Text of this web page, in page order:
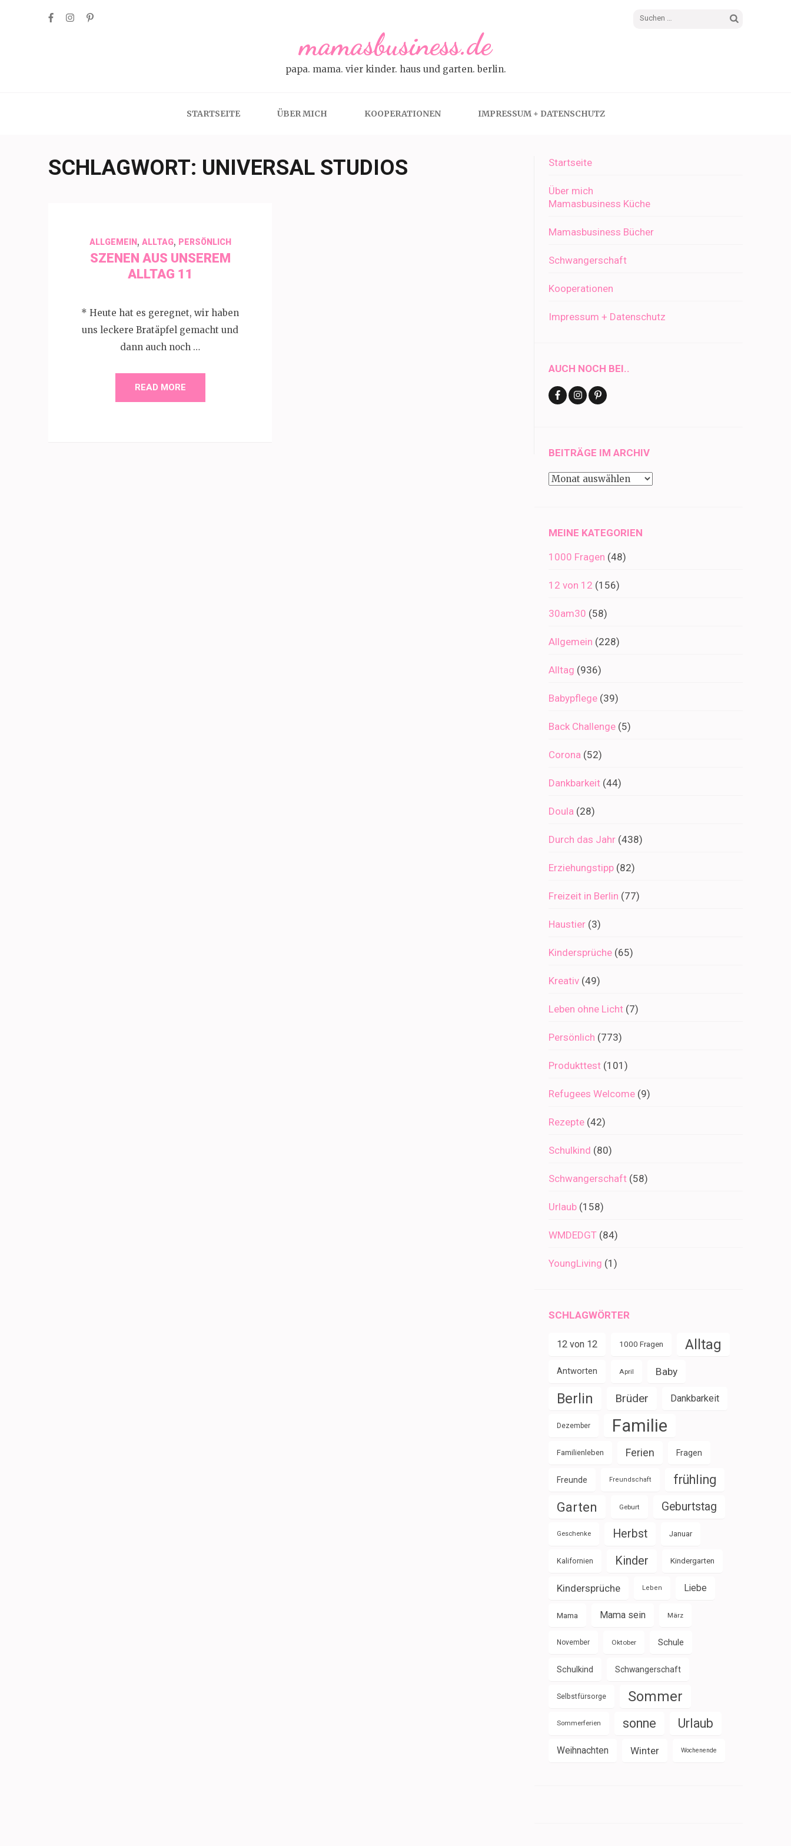
Suchen
mamasbusiness.de
papa. mama. vier kinder. haus und garten. berlin.
STARTSEITE ÜBER MICH KOOPERATIONEN IMPRESSUM + DATENSCHUTZ
SCHLAGWORT: UNIVERSAL STUDIOS
ALLGEMEIN, ALLTAG, PERSÖNLICH
SZENEN AUS UNSEREM
ALLTAG 11
* Heute hat es geregnet, wir haben
uns leckere Bratäpfel gemacht und
dann auch noch …
READ MORE
Startseite
Über mich
Mamasbusiness Küche
Mamasbusiness Bücher
Schwangerschaft
Kooperationen
Impressum + Datenschutz
AUCH NOCH BEI..
BEITRÄGE IM ARCHIV
Beiträge
MEINE KATEGORIEN
1000 Fragen (48)
12 von 12 (156)
30am30 (58)
Allgemein (228)
Alltag (936)
Babypflege (39)
Back Challenge (5)
Corona (52)
Dankbarkeit (44)
Doula (28)
Durch das Jahr (438)
Erziehungstipp (82)
Freizeit in Berlin (77)
Haustier (3)
Kindersprüche (65)
Kreativ (49)
Leben ohne Licht (7)
Persönlich (773)
Produkttest (101)
Refugees Welcome (9)
Rezepte (42)
Schulkind (80)
Schwangerschaft (58)
Urlaub (158)
WMDEDGT (84)
YoungLiving (1)
SCHLAGWÖRTER
12 von 12 1000 Fragen Alltag
Antworten April Baby
Berlin Brüder Dankbarkeit
Dezember Familie
Familienleben Ferien Fragen
Freunde Freundschaft frühling
Garten Geburt Geburtstag
Geschenke Herbst Januar
Kalifornien Kinder Kindergarten
Kindersprüche Leben Liebe
Mama Mama sein März
November Oktober Schule
Schulkind Schwangerschaft
Selbstfürsorge Sommer
Sommerferien sonne Urlaub
Weihnachten Winter Wochenende